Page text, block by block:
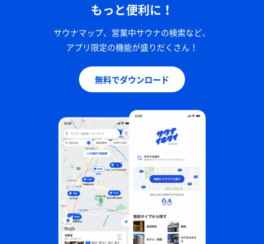
もっと便利に！
サウナマップ、営業中サウナの検索など、
アプリ限定の機能が盛りだくさん！
無料でダウンロード